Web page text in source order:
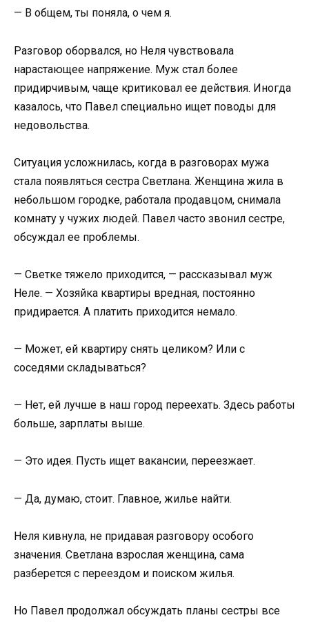
— В общем, ты поняла, о чем я.
Разговор оборвался, но Неля чувствовала
нарастающее напряжение. Муж стал более
придирчивым, чаще критиковал ее действия. Иногда
казалось, что Павел специально ищет поводы для
недовольства.
Ситуация усложнилась, когда в разговорах мужа
стала появляться сестра Светлана. Женщина жила в
небольшом городке, работала продавцом, снимала
комнату у чужих людей. Павел часто звонил сестре,
обсуждал ее проблемы.
— Светке тяжело приходится, — рассказывал муж
Неле. — Хозяйка квартиры вредная, постоянно
придирается. А платить приходится немало.
— Может, ей квартиру снять целиком? Или с
соседями складываться?
— Нет, ей лучше в наш город переехать. Здесь работы
больше, зарплаты выше.
— Это идея. Пусть ищет вакансии, переезжает.
— Да, думаю, стоит. Главное, жилье найти.
Неля кивнула, не придавая разговору особого
значения. Светлана взрослая женщина, сама
разберется с переездом и поиском жилья.
Но Павел продолжал обсуждать планы сестры все